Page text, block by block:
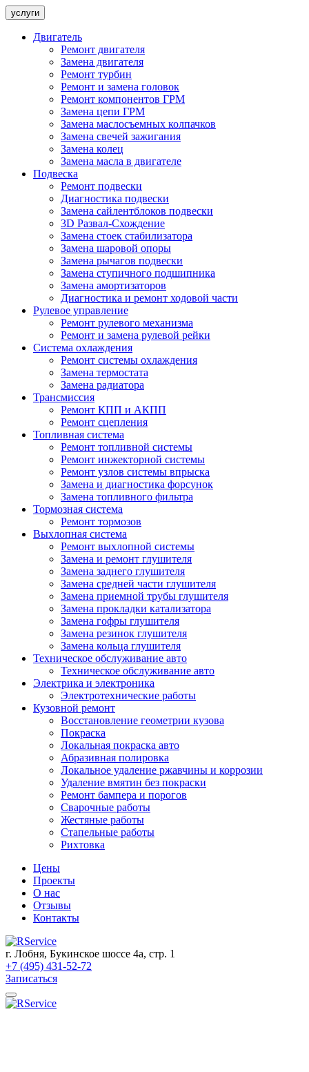
услуги
Двигатель
Ремонт двигателя
Замена двигателя
Ремонт турбин
Ремонт и замена головок
Ремонт компонентов ГРМ
Замена цепи ГРМ
Замена маслосъемных колпачков
Замена свечей зажигания
Замена колец
Замена масла в двигателе
Подвеска
Ремонт подвески
Диагностика подвески
Замена сайлентблоков подвески
3D Развал-Схождение
Замена стоек стабилизатора
Замена шаровой опоры
Замена рычагов подвески
Замена ступичного подшипника
Замена амортизаторов
Диагностика и ремонт ходовой части
Рулевое управление
Ремонт рулевого механизма
Ремонт и замена рулевой рейки
Система охлаждения
Ремонт системы охлаждения
Замена термостата
Замена радиатора
Трансмиссия
Ремонт КПП и АКПП
Ремонт сцепления
Топливная система
Ремонт топливной системы
Ремонт инжекторной системы
Ремонт узлов системы впрыска
Замена и диагностика форсунок
Замена топливного фильтра
Тормозная система
Ремонт тормозов
Выхлопная система
Ремонт выхлопной системы
Замена и ремонт глушителя
Замена заднего глушителя
Замена средней части глушителя
Замена приемной трубы глушителя
Замена прокладки катализатора
Замена гофры глушителя
Замена резинок глушителя
Замена кольца глушителя
Техническое обслуживание авто
Техническое обслуживание авто
Электрика и электроника
Электротехнические работы
Кузовной ремонт
Восстановление геометрии кузова
Покраска
Локальная покраска авто
Абразивная полировка
Локальное удаление ржавчины и коррозии
Удаление вмятин без покраски
Ремонт бампера и порогов
Сварочные работы
Жестяные работы
Стапельные работы
Рихтовка
Цены
Проекты
О нас
Отзывы
Контакты
г. Лобня, Букинское шоссе 4а, стр. 1
+7 (495) 431-52-72
Записаться